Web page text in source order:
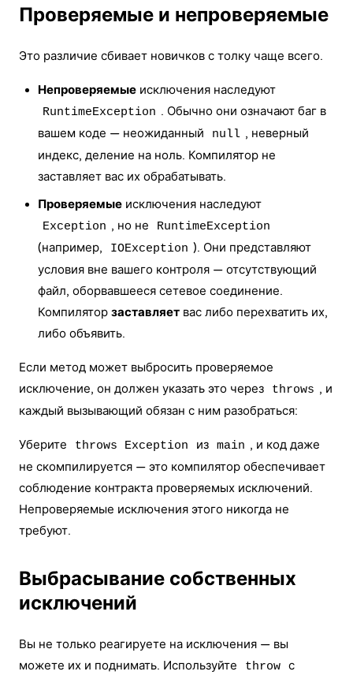
Проверяемые и непроверяемые
Это различие сбивает новичков с толку чаще всего.
Непроверяемые исключения наследуют
RuntimeException . Обычно они означают баг в
вашем коде — неожиданный
null , неверный
индекс, деление на ноль. Компилятор не
заставляет вас их обрабатывать.
Проверяемые исключения наследуют
Exception , но не RuntimeException
(например, IOException ). Они представляют
условия вне вашего контроля — отсутствующий
файл, оборвавшееся сетевое соединение.
Компилятор заставляет вас либо перехватить их,
либо объявить.
Если метод может выбросить проверяемое
исключение, он должен указать это через
throws , и
каждый вызывающий обязан с ним разобраться:
Уберите throws Exception из main , и код даже
не скомпилируется — это компилятор обеспечивает
соблюдение контракта проверяемых исключений.
Непроверяемые исключения этого никогда не
требуют.
Выбрасывание собственных
исключений
Вы не только реагируете на исключения — вы
можете их и поднимать. Используйте
throw с